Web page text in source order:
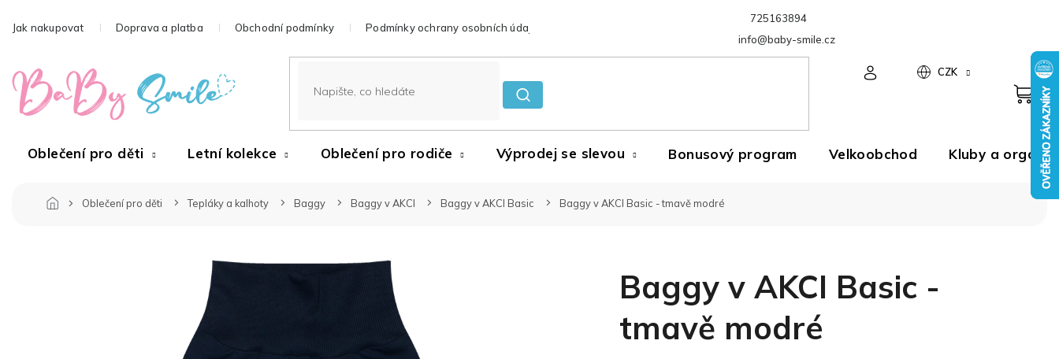
na
725163894
info@baby-smile.cz
Jak nakupovat Doprava a platba Obchodní podmínky Podmínky ochrany osobních údajů
CZK
Oblečení pro děti Letní kolekce Oblečení pro rodiče Výprodej se slevou Bonusový program Velkoobchod Kluby a
Oblečení pro děti Tepláky a kalhoty Baggy Baggy v AKCI Baggy v AKCI Basic Baggy v AKCI Basic - tmavě modré
Baggy v AKCI Basic -
tmavě modré